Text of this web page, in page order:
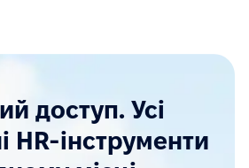
доступ. Усі
HR-інструменти